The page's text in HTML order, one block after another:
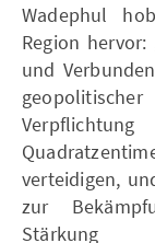
Wadephul
Region
und
verteidigen,
zur